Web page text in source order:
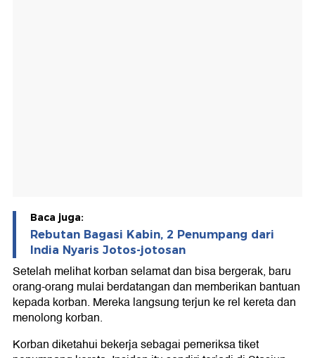
Baca juga:
Rebutan Bagasi Kabin, 2 Penumpang dari
India Nyaris Jotos-jotosan
Setelah melihat korban selamat dan bisa bergerak, baru
orang-orang mulai berdatangan dan memberikan bantuan
kepada korban. Mereka langsung terjun ke rel kereta dan
menolong korban.
Korban diketahui bekerja sebagai pemeriksa tiket